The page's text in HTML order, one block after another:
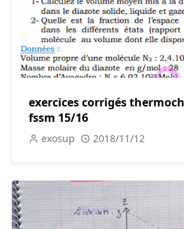
exercices corrigés
fssm 15/16
exosup 2018/11/12